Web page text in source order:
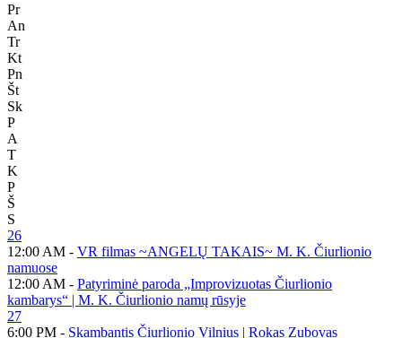
Pr
An
Tr
Kt
Pn
Št
Sk
P
A
T
K
P
Š
S
26
12:00 AM - VR filmas ~ANGELŲ TAKAIS~ M. K. Čiurlionio
namuose
12:00 AM - Patyriminė paroda „Improvizuotas Čiurlionio
kambarys“ | M. K. Čiurlionio namų rūsyje
27
6:00 PM - Skambantis Čiurlionio Vilnius | Rokas Zubovas